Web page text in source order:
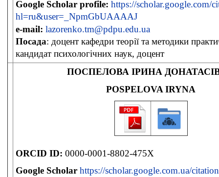
Google Scholar profile: https://scholar.google.com/
hl=ru&user=_NpmGbUAAAAJ
e-mail: lazorenko.tm@pdpu.edu.ua
Посада: доцент кафедри теорії та методики
кандидат психологічних наук, доцент
ПОСПЕЛОВА ІРИНА
POSPELOVA IRYNA
ORCID ID: 0000-0001-8802-475X
Google Scholar https://scholar.google.com.ua/